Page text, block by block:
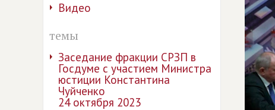
Видео
темы
Заседание фракции СРЗП в
Госдуме с участием Министра
юстиции Константина
Чуйченко
24 октября 2023